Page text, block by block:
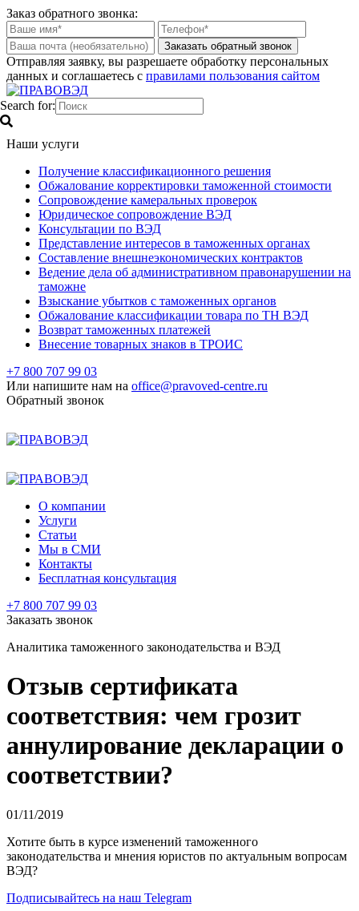
Заказ обратного звонка:
Отправляя заявку, вы разрешаете обработку персональных
данных и соглашаетесь с правилами пользования сайтом
Search for:
Наши услуги
Получение классификационного решения
Обжалование корректировки таможенной стоимости
Сопровождение камеральных проверок
Юридическое сопровождение ВЭД
Консультации по ВЭД
Представление интересов в таможенных органах
Составление внешнеэкономических контрактов
Ведение дела об административном правонарушении на
таможне
Взыскание убытков с таможенных органов
Обжалование классификации товара по ТН ВЭД
Возврат таможенных платежей
Внесение товарных знаков в ТРОИС
+7 800 707 99 03
Или напишите нам на office@pravoved-centre.ru
Обратный звонок
О компании
Услуги
Статьи
Мы в СМИ
Контакты
Бесплатная консультация
+7 800 707 99 03
Заказать звонок
Аналитика таможенного законодательства и ВЭД
Отзыв сертификата
соответствия: чем грозит
аннулирование декларации о
соответствии?
01/11/2019
Хотите быть в курсе изменений таможенного
законодательства и мнения юристов по актуальным вопросам
ВЭД?
Подписывайтесь на наш Telegram